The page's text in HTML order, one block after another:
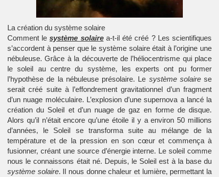
La création du système solaire
Comment lesystème solairea-t-il été créé ? Les scientifiques
s’accordent à penser que le système solaire était à l’origine une
nébuleuse. Grâce à la découverte de l’héliocentrisme qui place
le soleil au centre du système, les experts ont pu former
l’hypothèse de la nébuleuse présolaire. Le système solairese
serait créé suite à l’effondrement gravitationnel d’un fragment
d’un nuage moléculaire. L’explosion d’une supernova a lancé la
création du Soleil et d’un nuage de gaz en forme de disque.
Alors qu’il n’était encore qu’une étoile il y a environ 50 millions
d’années, le Soleil se transforma suite au mélange de la
température et de la pression en son cœur et commença à
fusionner, créant une source d’énergie interne. Le soleil comme
nous le connaissons était né. Depuis, le Soleil est à la base du
système solaire. Il nous donne chaleur et lumière, permettant la